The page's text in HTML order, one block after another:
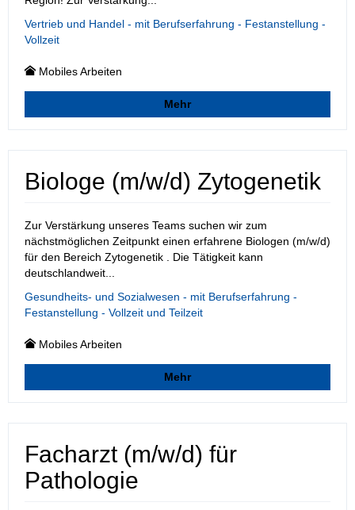
Vertrieb und Handel - mit Berufserfahrung - Festanstellung -
Vollzeit
Mobiles Arbeiten
Mehr
Biologe (m/w/d) Zytogenetik
Zur Verstärkung unseres Teams suchen wir zum
nächstmöglichen Zeitpunkt einen erfahrene Biologen (m/w/d)
für den Bereich Zytogenetik . Die Tätigkeit kann
deutschlandweit...
Gesundheits- und Sozialwesen - mit Berufserfahrung -
Festanstellung - Vollzeit und Teilzeit
Mobiles Arbeiten
Mehr
Facharzt (m/w/d) für
Pathologie